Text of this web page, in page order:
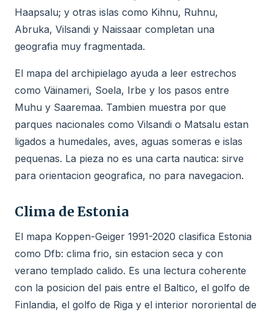
Haapsalu; y otras islas como Kihnu, Ruhnu,
Abruka, Vilsandi y Naissaar completan una
geografia muy fragmentada.
El mapa del archipielago ayuda a leer estrechos
como Väinameri, Soela, Irbe y los pasos entre
Muhu y Saaremaa. Tambien muestra por que
parques nacionales como Vilsandi o Matsalu estan
ligados a humedales, aves, aguas someras e islas
pequenas. La pieza no es una carta nautica: sirve
para orientacion geografica, no para navegacion.
Clima de Estonia
El mapa Koppen-Geiger 1991-2020 clasifica Estonia
como Dfb: clima frio, sin estacion seca y con
verano templado calido. Es una lectura coherente
con la posicion del pais entre el Baltico, el golfo de
Finlandia, el golfo de Riga y el interior nororiental de